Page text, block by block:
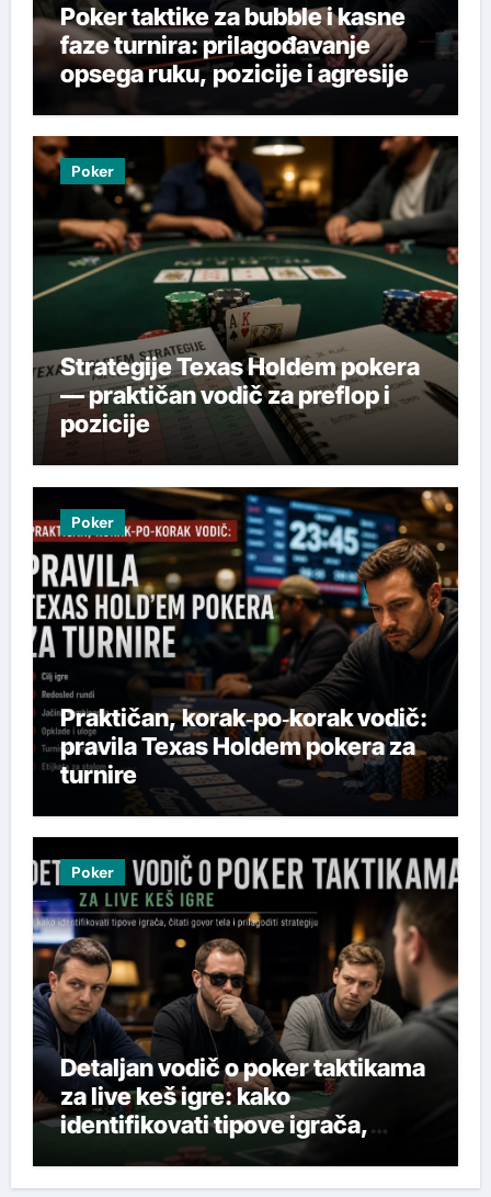
Poker taktike za bubble i kasne
faze turnira: prilagođavanje
opsega ruku, pozicije i agresije
Poker
Strategije Texas Holdem pokera
— praktičan vodič za preflop i
pozicije
Poker
Praktičan, korak‑po‑korak vodič:
pravila Texas Holdem pokera za
turnire
Poker
Detaljan vodič o poker taktikama
za live keš igre: kako
identifikovati tipove igrača,
čitati govor tela i prilagoditi
strategiju